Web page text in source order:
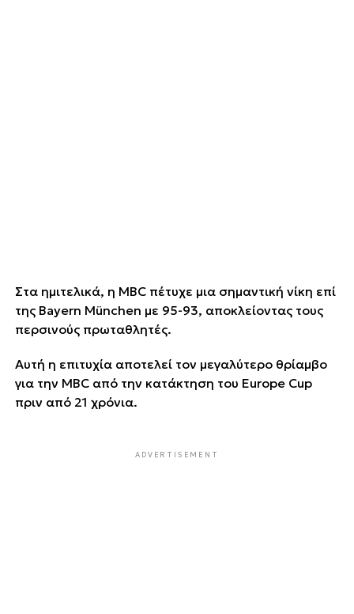
Στα ημιτελικά, η MBC πέτυχε μια σημαντική νίκη επί
της Bayern München με 95-93, αποκλείοντας τους
περσινούς πρωταθλητές.
Αυτή η επιτυχία αποτελεί τον μεγαλύτερο θρίαμβο
για την MBC από την κατάκτηση του Europe Cup
πριν από 21 χρόνια.
ADVERTISEMENT